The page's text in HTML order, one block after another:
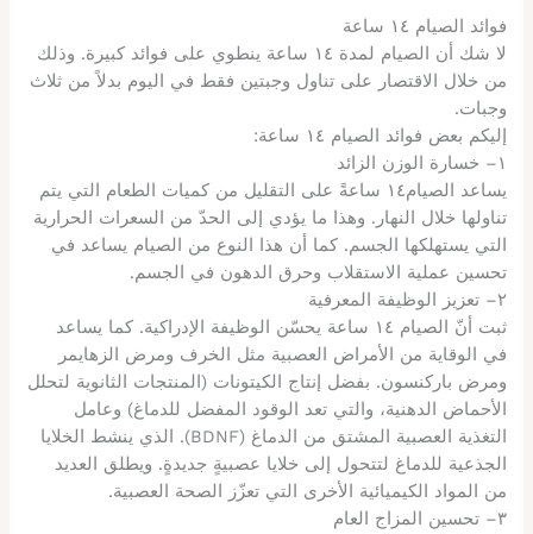
فوائد الصيام ١٤ ساعة
لا شك أن الصيام لمدة ١٤ ساعة ينطوي على فوائد كبيرة. وذلك
من خلال الاقتصار على تناول وجبتين فقط في اليوم بدلاً من ثلاث
وجبات.
إليكم بعض فوائد الصيام ١٤ ساعة:
١– خسارة الوزن الزائد
يساعد الصيام١٤ ساعةً على التقليل من كميات الطعام التي يتم
تناولها خلال النهار. وهذا ما يؤدي إلى الحدّ من السعرات الحرارية
التي يستهلكها الجسم. كما أن هذا النوع من الصيام يساعد في
تحسين عملية الاستقلاب وحرق الدهون في الجسم.
٢– تعزيز الوظيفة المعرفية
ثبت أنّ الصيام ١٤ ساعة يحسّن الوظيفة الإدراكية. كما يساعد
في الوقاية من الأمراض العصبية مثل الخرف ومرض الزهايمر
ومرض باركنسون. بفضل إنتاج الكيتونات (المنتجات الثانوية لتحلل
الأحماض الدهنية، والتي تعد الوقود المفضل للدماغ) وعامل
التغذية العصبية المشتق من الدماغ (BDNF). الذي ينشط الخلايا
الجذعية للدماغ لتتحول إلى خلايا عصبيةٍ جديدةٍ. ويطلق العديد
من المواد الكيميائية الأخرى التي تعزّز الصحة العصبية.
٣– تحسين المزاج العام